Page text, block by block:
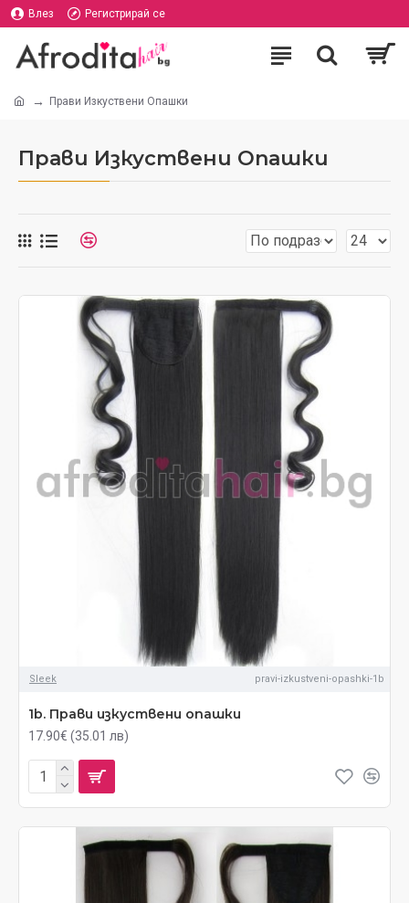
Влез Регистрирай се
Прави Изкуствени Опашки
Прави Изкуствени Опашки
Sleek pravi-izkustveni-opashki-1b
1b. Прави изкуствени опашки
17.90€ (35.01 лв)